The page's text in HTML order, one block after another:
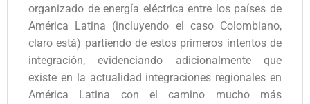
organizado de energía eléctrica entre los países de
América Latina (incluyendo el caso Colombiano,
claro está) partiendo de estos primeros intentos de
integración, evidenciando adicionalmente que
existe en la actualidad integraciones regionales en
América Latina con el camino mucho más